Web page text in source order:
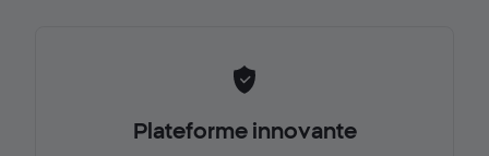
Plateforme innovante